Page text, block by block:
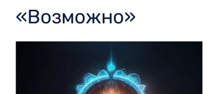
«Возможно»